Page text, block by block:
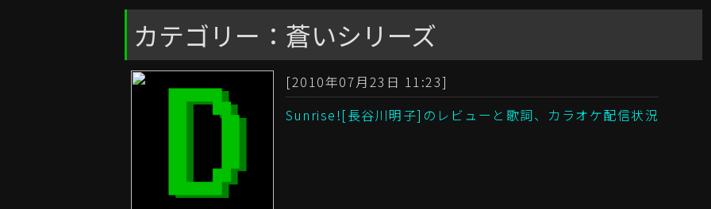
カテゴリー：蒼いシリーズ
[2010年07月23日 11:23]
Sunrise![長谷川明子]のレビューと歌詞、カラオケ配信状況